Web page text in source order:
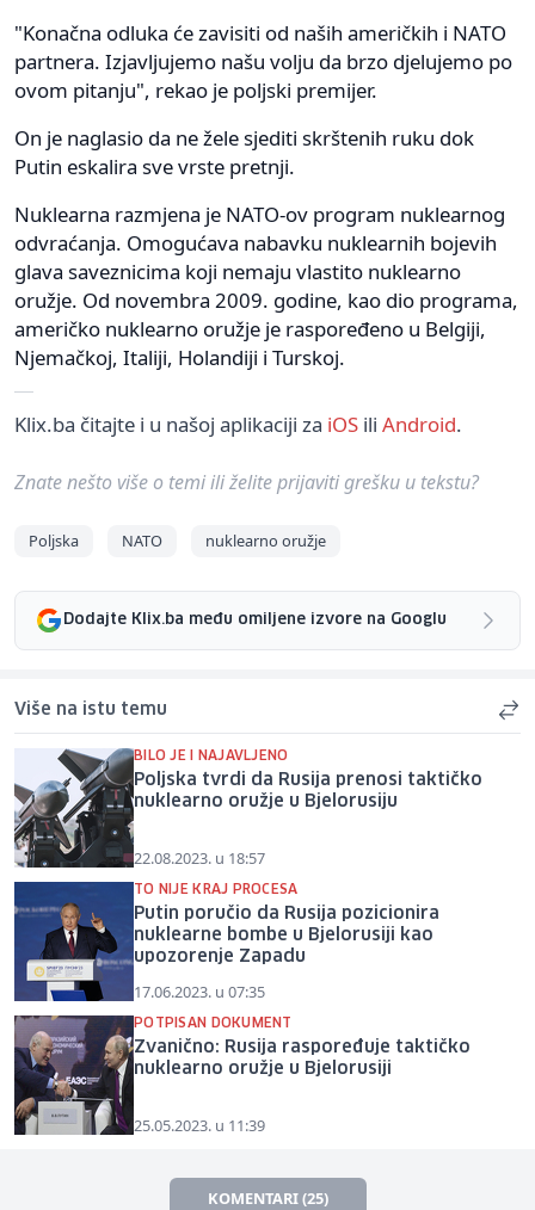
"Konačna odluka će zavisiti od naših američkih i NATO
partnera. Izjavljujemo našu volju da brzo djelujemo po
ovom pitanju", rekao je poljski premijer.
On je naglasio da ne žele sjediti skrštenih ruku dok
Putin eskalira sve vrste pretnji.
Nuklearna razmjena je NATO-ov program nuklearnog
odvraćanja. Omogućava nabavku nuklearnih bojevih
glava saveznicima koji nemaju vlastito nuklearno
oružje. Od novembra 2009. godine, kao dio programa,
američko nuklearno oružje je raspoređeno u Belgiji,
Njemačkoj, Italiji, Holandiji i Turskoj.
Klix.ba čitajte i u našoj aplikaciji za iOS ili Android.
Znate nešto više o temi ili želite prijaviti grešku u tekstu?
Poljska NATO nuklearno oružje
Dodajte Klix.ba među omiljene izvore na Googlu
Više na istu temu
BILO JE I NAJAVLJENO
Poljska tvrdi da Rusija prenosi taktičko
nuklearno oružje u Bjelorusiju
22.08.2023. u 18:57
TO NIJE KRAJ PROCESA
Putin poručio da Rusija pozicionira
nuklearne bombe u Bjelorusiji kao
upozorenje Zapadu
17.06.2023. u 07:35
POTPISAN DOKUMENT
Zvanično: Rusija raspoređuje taktičko
nuklearno oružje u Bjelorusiji
25.05.2023. u 11:39
KOMENTARI (25)